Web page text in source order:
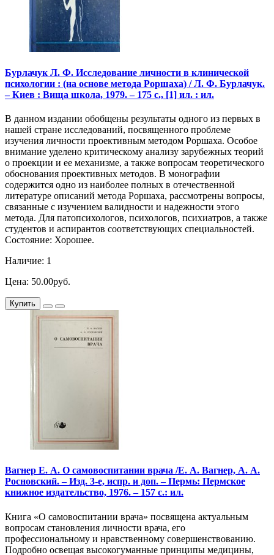
Бурлачук Л. Ф. Исследование личности в клинической
психологии : (на основе метода Роршаха) / Л. Ф. Бурлачук.
– Киев : Вища школа, 1979. – 175 с., [1] ил. : ил.
В данном издании обобщены результаты одного из первых в
нашей стране исследований, посвященного проблеме
изучения личности проективным методом Роршаха. Особое
внимание уделено критическому анализу зарубежных теорий
о проекции и ее механизме, а также вопросам теоретического
обоснования проективных методов. В монографии
содержится одно из наиболее полных в отечественной
литературе описаний метода Роршаха, рассмотрены вопросы,
связанные с изучением валидности и надежности этого
метода. Для патопсихологов, психологов, психиатров, а также
студентов и аспирантов соответствующих специальностей.
Состояние: Хорошее.
Наличие: 1
Цена: 50.00руб.
Купить
Вагнер Е. А. О самовоспитании врача /Е. А. Вагнер, А. А.
Росновский. – Изд. 3-е, испр. и доп. – Пермь: Пермское
книжное издательство, 1976. – 157 с.: ил.
Книга «О самовоспитании врача» посвящена актуальным
вопросам становления личности врача, его
профессиональному и нравственному совершенствованию.
Подробно освещая высокогуманные принципы медицины,